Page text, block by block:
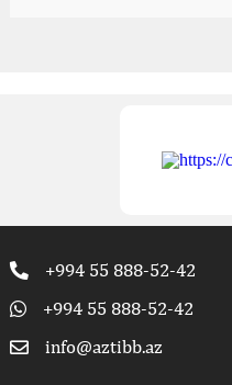
+994 55 888-52-42
+994 55 888-52-42
info@aztibb.az